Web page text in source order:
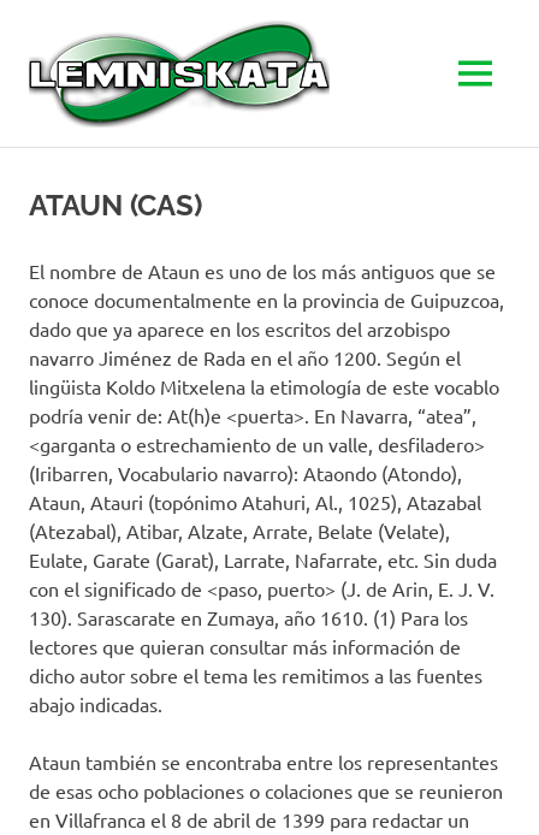
content
herrikoia
MENU
ATAUN (CAS)
El nombre de Ataun es uno de los más antiguos que se
conoce documentalmente en la provincia de Guipuzcoa,
dado que ya aparece en los escritos del arzobispo
navarro Jiménez de Rada en el año 1200. Según el
lingüista Koldo Mitxelena la etimología de este vocablo
podría venir de: At(h)e <puerta>. En Navarra, “atea”,
<garganta o estrechamiento de un valle, desfiladero>
(Iribarren, Vocabulario navarro): Ataondo (Atondo),
Ataun, Atauri (topónimo Atahuri, Al., 1025), Atazabal
(Atezabal), Atibar, Alzate, Arrate, Belate (Velate),
Eulate, Garate (Garat), Larrate, Nafarrate, etc. Sin duda
con el significado de <paso, puerto> (J. de Arin, E. J. V.
130). Sarascarate en Zumaya, año 1610. (1) Para los
lectores que quieran consultar más información de
dicho autor sobre el tema les remitimos a las fuentes
abajo indicadas.
Ataun también se encontraba entre los representantes
de esas ocho poblaciones o colaciones que se reunieron
en Villafranca el 8 de abril de 1399 para redactar un